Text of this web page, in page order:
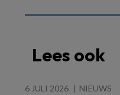
Lees ook
6 JULI 2026 NIEUWS